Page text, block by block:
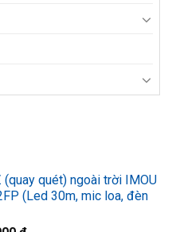
quét) ngoài trời IMOU
(Led 30m, mic loa, đèn